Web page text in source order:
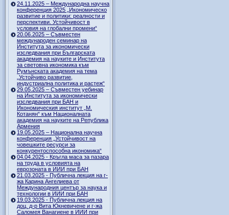
24.11.2025 – Международна научна
конференция 2025 „Икономическо
развитие и политики: реалности и
перспективи. Устойчивост в
условия на глобални промени“
20.06.2025 – Съвместен
международен семинар на
Института за икономически
изследвания при Българската
академия на науките и Института
за световна икономика към
Румънската академия на тема
„Устойчиво развитие,
индустриална политика и растеж“
29.05.2025 – Съвместен уебинар
на Института за икономически
изследвания при БАН и
Икономическия институт „М.
Котанян“ към Националната
академия на науките на Република
Армения
19.05.2025 – Национална научна
конференция „Устойчивост на
човешките ресурси за
конкурентоспособна икономика“
04.04.2025 - Кръгла маса за пазара
на труда в условията на
еврозоната в ИИИ при БАН
21.03.2025 - Публична лекция на г-
жа Карина Ангелиева от
Международния център за наука и
технологии в ИИИ при БАН
19.03.2025 - Публична лекция на
доц. д-р Вита Юкневичене и г-жа
Саломея Ванагиене в ИИИ при